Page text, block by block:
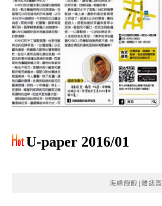
U-paper 2016/01
海綿飽飽|雜誌賞